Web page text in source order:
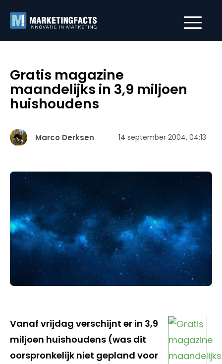
Gratis magazine
maandelijks in 3,9 miljoen
huishoudens
Marco Derksen 14 september 2004, 04:13
Vanaf vrijdag verschijnt er in 3,9
miljoen huishoudens (was dit
oorspronkelijk niet gepland voor